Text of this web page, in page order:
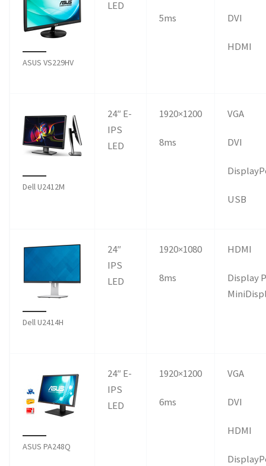
ASUS VS229HV
LED
5ms DVI
HDMI
Dell U2412M
24″ E-
IPS
LED
1920×1200
8ms
VGA
DVI
USB
Dell U2414H
24″
IPS
LED
1920×1080
8ms
HDMI
Display
ASUS PA248Q
24″ E-
IPS
LED
1920×1200
6ms
VGA
DVI
HDMI